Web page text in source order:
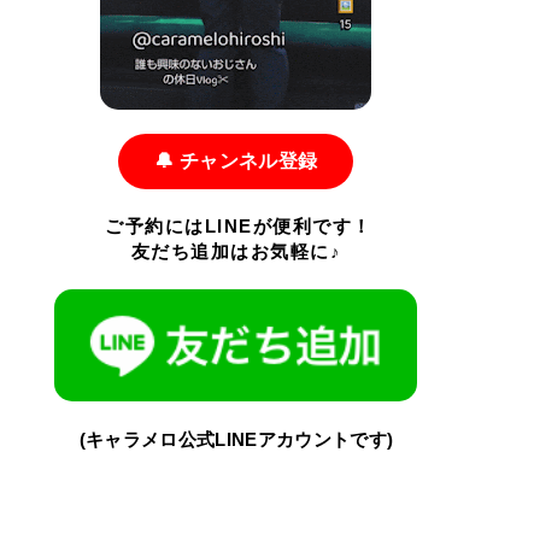
🔔 チャンネル登録
ご予約にはLINEが便利です！
友だち追加はお気軽に♪
(キャラメロ公式LINEアカウントです)